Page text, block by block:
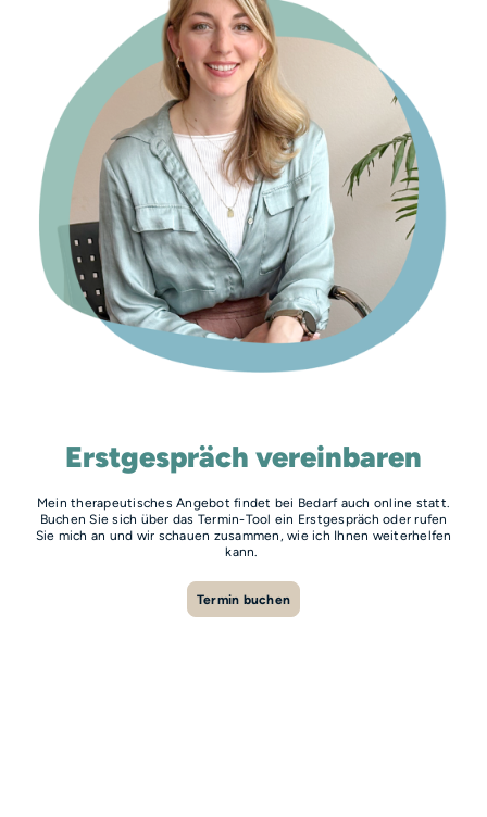
Erstgespräch vereinbaren
Mein therapeutisches Angebot findet bei Bedarf auch online statt.
Buchen Sie sich über das Termin-Tool ein Erstgespräch oder rufen
Sie mich an und wir schauen zusammen, wie ich Ihnen weiterhelfen
kann.
Termin buchen